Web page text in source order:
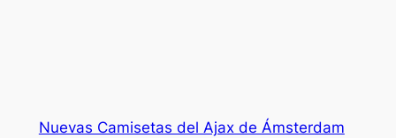
Nuevas Camisetas del Ajax de Ámsterdam